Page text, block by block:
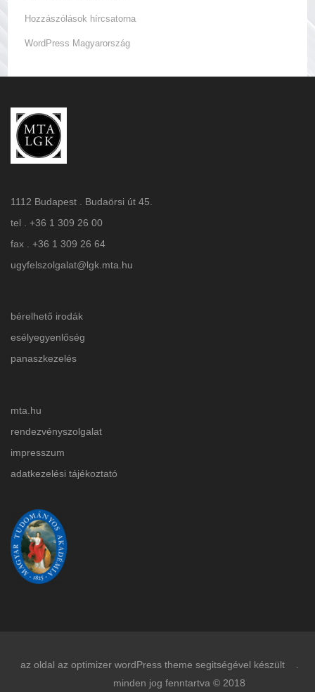
Hozzászólások hírcsatorna
WordPress Magyarország
1112 Budapest . Budaörsi út 45.
tel . +36 1 309 26 00
fax . +36 1 309 26 64
ugyfelszolgalat@lgk.mta.hu
bérelhető irodák
esélyegyenlőség
panaszkezelés
mta.hu
rendezvényszolgalat
impresszum
adatkezelési tájékoztató
az oldal az optimizer wordPress theme segitségével készült .
minden jog fenntartva © 2018